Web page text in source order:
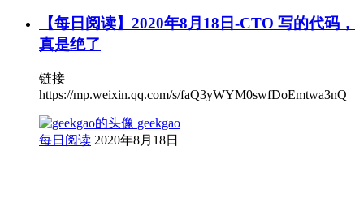
【每日阅读】2020年8月18日-CTO 写的代码，
真是绝了
链接
https://mp.weixin.qq.com/s/faQ3yWYM0swfDoEmtwa3nQ
geekgao
每日阅读 2020年8月18日